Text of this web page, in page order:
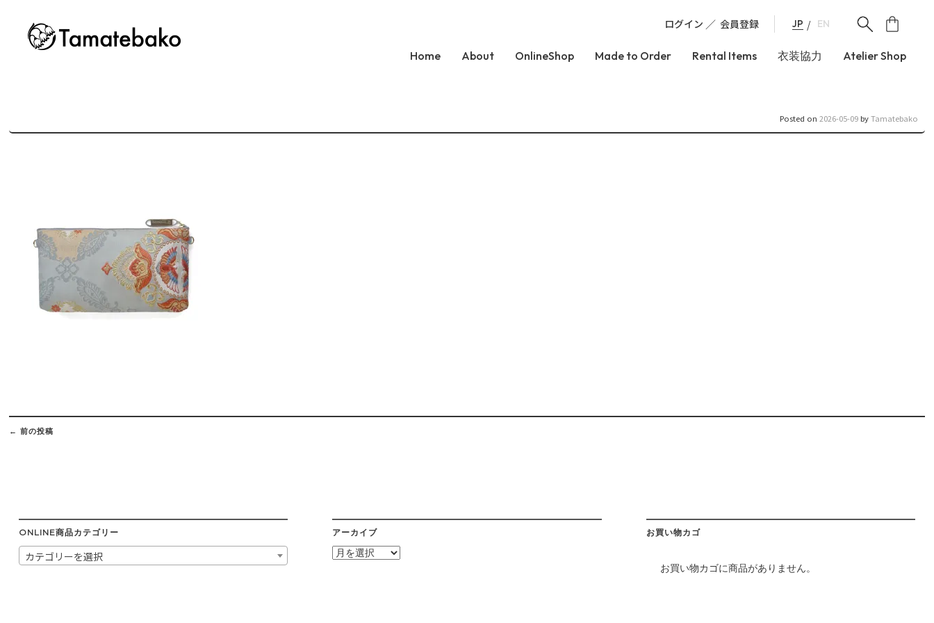
ログイン 会員登録 JP EN
Home About OnlineShop Made to Order Rental Items 衣装協力 Atelier Shop
Posted on 2026-05-09byTamatebako
Post
navigation
← 前の投稿
ONLINE商品カテゴリー
カテゴリーを選択
アーカイブ
ア
お買い物カゴ
お買い物カゴに商品がありません。